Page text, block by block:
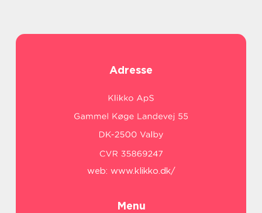
Adresse
web: www.klikko.dk/
Menu